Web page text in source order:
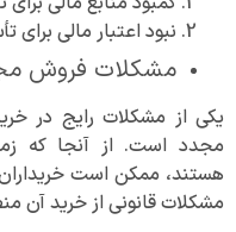
نبود اعتبار مالی برای
مشکلات فروش
یکی از مشکلات رایج در
مجدد است. از آنجا که
هستند، ممکن است
مشکلات قانونی از خرید آن